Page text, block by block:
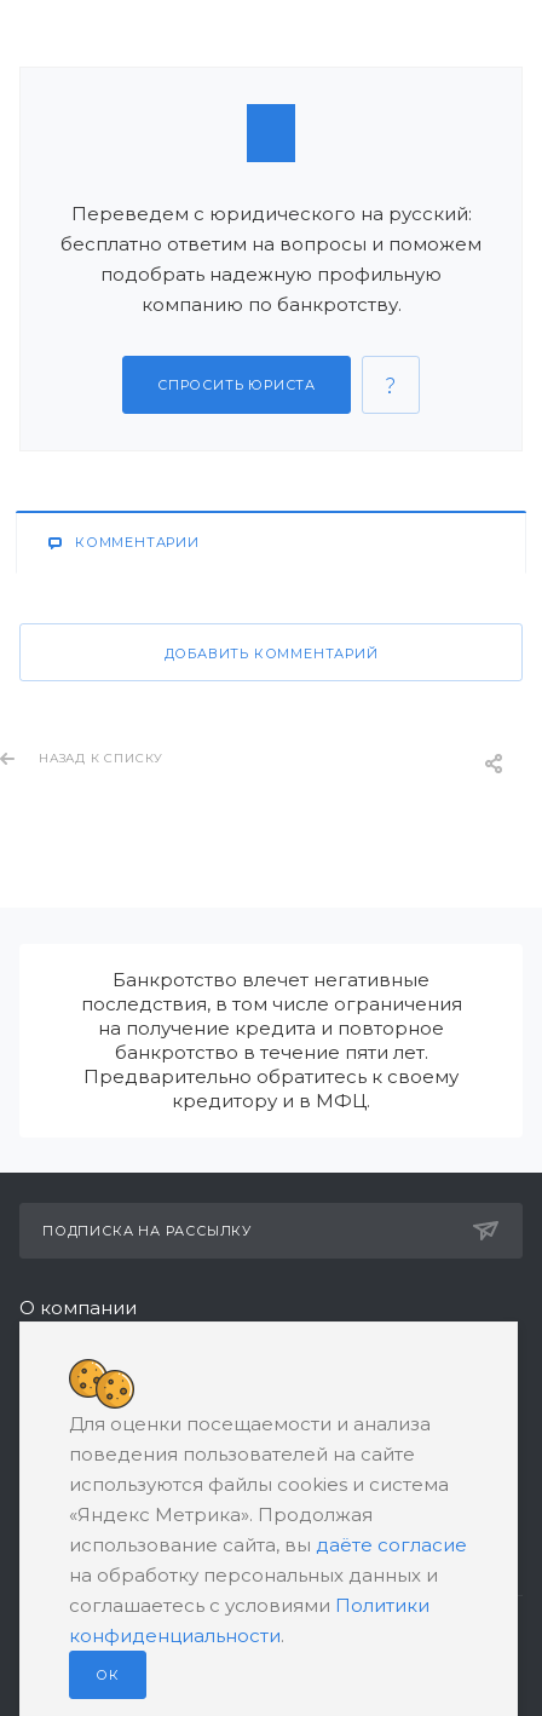
Переведем с юридического на русский:
бесплатно ответим на вопросы и поможем
подобрать надежную профильную
компанию по банкротству.
СПРОСИТЬ ЮРИСТА
КОММЕНТАРИИ
ДОБАВИТЬ КОММЕНТАРИЙ
НАЗАД К СПИСКУ
Банкротство влечет негативные
последствия, в том числе ограничения
на получение кредита и повторное
банкротство в течение пяти лет.
Предварительно обратитесь к своему
кредитору и в МФЦ.
ПОДПИСКА НА РАССЫЛКУ
О компании
Реквизиты
+7 (495) 532-05-11
ЗАКАЗАТЬ ЗВОНОК
support@ratingbankrotstva.ru
111398, Москва, ул. Плеханова, д. 30,
абонентский ящик №5
ПОЛИТИКА КОНФИДЕНЦИАЛЬНОСТИ
ПОЛЬЗОВАТЕЛЬСКОЕ СОГЛАШЕНИЕ
Для оценки посещаемости и анализа
поведения пользователей на сайте
используются файлы cookies и система
«Яндекс Метрика». Продолжая
использование сайта, вы даёте согласие
на обработку персональных данных и
соглашаетесь с условиями Политики
конфиденциальности.
ОК